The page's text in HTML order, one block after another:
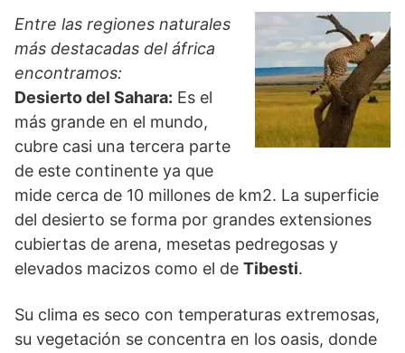
Entre las regiones naturales
más destacadas del áfrica
encontramos:
Desierto del Sahara: Es el
más grande en el mundo,
cubre casi una tercera parte
de este continente ya que
mide cerca de 10 millones de km2. La superficie
del desierto se forma por grandes extensiones
cubiertas de arena, mesetas pedregosas y
elevados macizos como el de Tibesti.
Su clima es seco con temperaturas extremosas,
su vegetación se concentra en los oasis, donde